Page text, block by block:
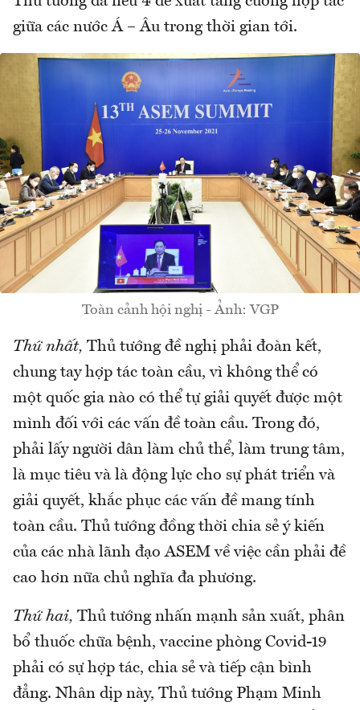
giữa các nước Á – Âu trong thời gian tới.
Toàn cảnh hội nghị - Ảnh: VGP
Thứ nhất, Thủ tướng đề nghị phải đoàn kết,
chung tay hợp tác toàn cầu, vì không thể có
một quốc gia nào có thể tự giải quyết được một
mình đối với các vấn đề toàn cầu. Trong đó,
phải lấy người dân làm chủ thể, làm trung tâm,
là mục tiêu và là động lực cho sự phát triển và
giải quyết, khắc phục các vấn đề mang tính
toàn cầu. Thủ tướng đồng thời chia sẻ ý kiến
của các nhà lãnh đạo ASEM về việc cần phải đề
cao hơn nữa chủ nghĩa đa phương.
Thứ hai, Thủ tướng nhấn mạnh sản xuất, phân
bổ thuốc chữa bệnh, vaccine phòng Covid-19
phải có sự hợp tác, chia sẻ và tiếp cận bình
đẳng. Nhân dịp này, Thủ tướng Phạm Minh